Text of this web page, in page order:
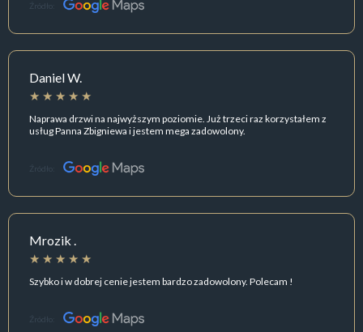
Źródło:
Daniel W.
Naprawa drzwi na najwyższym poziomie. Już trzeci raz korzystałem z
usług Panna Zbigniewa i jestem mega zadowolony.
Źródło:
Mrozik .
Szybko i w dobrej cenie jestem bardzo zadowolony. Polecam !
Źródło: